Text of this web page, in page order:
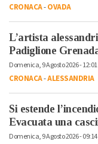
CRONACA-OVADA
L’artista
Padiglione
Domenica, 9 Agosto 2026 - 12:01
CRONACA-ALESSANDRIA
Si estende
Evacuata una
Domenica, 9 Agosto 2026 - 09:14